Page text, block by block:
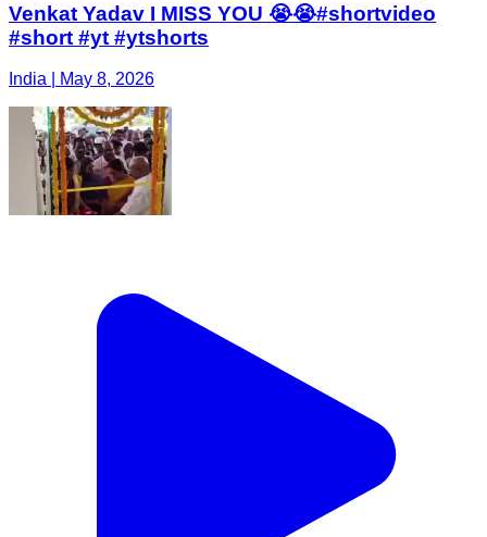
Venkat Yadav I MISS YOU 😭😭#shortvideo
#short #yt #ytshorts
India | May 8, 2026